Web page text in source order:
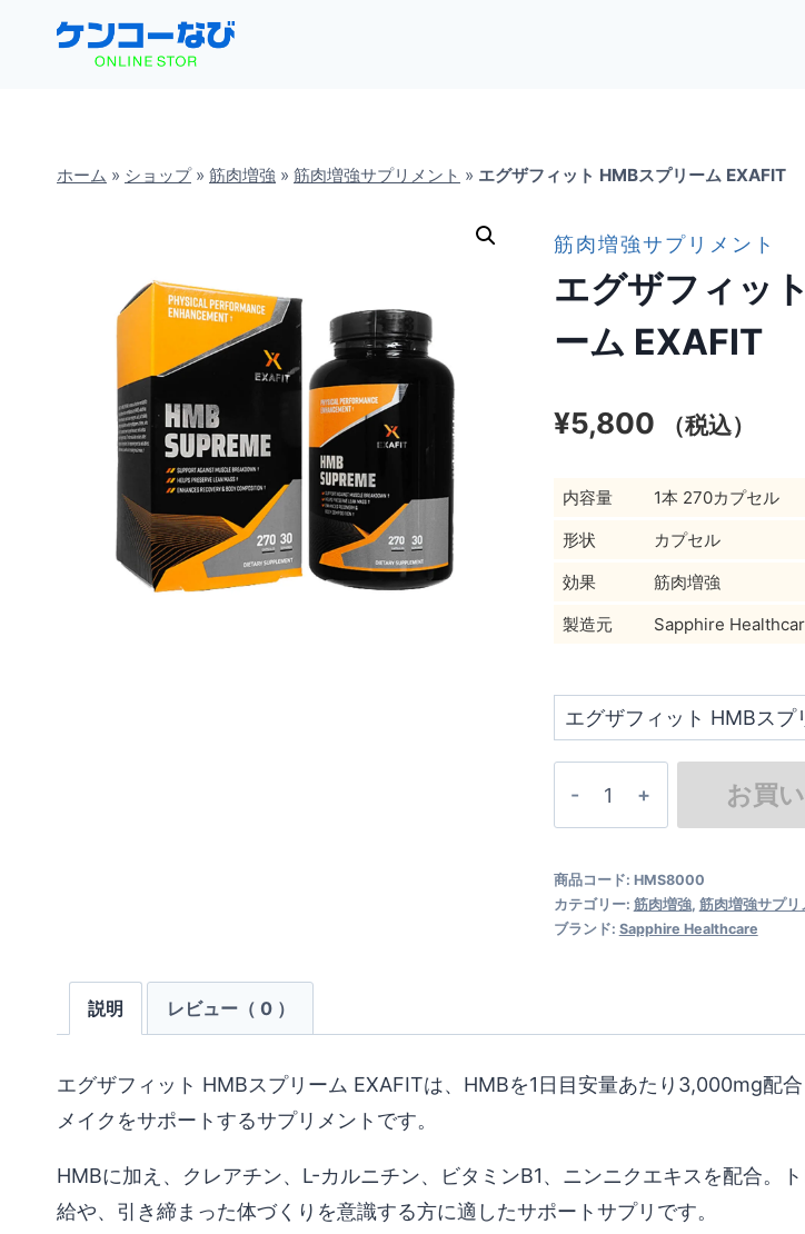
ホーム » ショップ» 筋肉増強 » 筋肉増強サプリメント » エグザフィット HMBスプリーム EXAFIT
筋肉増強サプリメント
エグザフィッ
ーム EXAFIT
¥5,800 （税込）
内容量
1本 270カプセル
形状
カプセル
効果
筋肉増強
製造元
Sapphire
フ
ィ
HMB
プ
ー
ム
お買
商品コード: HMS8000
カテゴリー: 筋肉増強, 筋肉増強サプリ
ブランド: Sapphire Healthcare
説明 レビュー（ 0 ）
エグザフィット HMBスプリーム EXAFITは、HMBを1日目安量あたり3,000mg配
メイクをサポートするサプリメントです。
HMBに加え、クレアチン、L-カルニチン、ビタミンB1、ニンニクエキスを配合。
給や、引き締まった体づくりを意識する方に適したサポートサプリです。